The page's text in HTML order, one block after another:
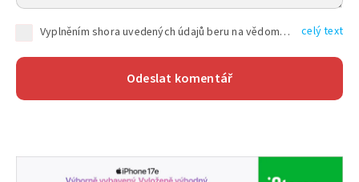
Vyplněním shora uvedených údajů beru na vědomí, že společnost TEXT FACTORY s.r.o., sídlem Brno, Durďákova 336/29, Černá Pole, PSČ: 613 00, IČ: 06157831, zapsané u Krajského soudu v Brně, oddíl C, vložka 100399, bude zpracovávat mé osobní údaje uvedené v rámci mnou vyplněného registračního formuláře na základě oprávněných zájmů TEXT FACTORY s.r.o. dle čl. 6 odst. 1 písm. f) GDPR a pro splnění právních povinností (čl. 6 odst. 1 písm. c) GDPR), a to pro tyto účely: nezbytnost zajistit oprávnění návštěvníka webových stránek provozovaných společností TEXT FACTORY s.r.o. přispívat aktivně ke zveřejněným článkům nebo v rámci diskusních fór a výkon práv TEXT FACTORY s.r.o. jako administrátora těchto diskusních fór. Více informací o zpracování osobních údajů a právech lze nalézt v celý text